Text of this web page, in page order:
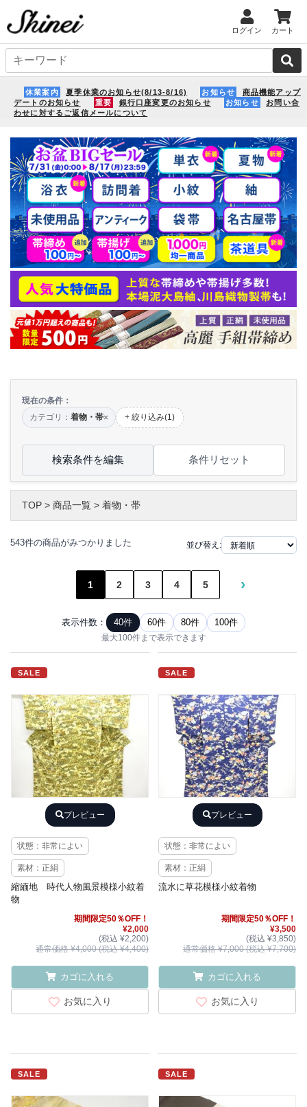
ログイン カート
休業案内 夏季休業のお知らせ(8/13-8/16) お知らせ
商品機能アップ
デートのお知らせ
重要 銀行口座変更のお知らせ お知らせ
お問い合
わせに対するご返信メールについて
現在の条件：
カテゴリ： 着物・帯× + 絞り込み(1)
検索条件を編集 条件リセット
TOP > 商品一覧 > 着物・帯
543件の商品がみつかりました 並び替え:
1 2 3 4 5 ›
表示件数： 40件 60件 80件 100件
最大100件まで表示できます
SALE
プレビュー
状態：非常によい
素材：正絹
縮緬地 時代人物風景模様小紋着
物
期間限定50％OFF！
¥2,000
(税込 ¥2,200)
通常価格 ¥4,000 (税込 ¥4,400)
カゴに入れる
お気に入り
SALE
プレビュー
状態：非常によい
素材：正絹
流水に草花模様小紋着物
期間限定50％OFF！
¥3,500
(税込 ¥3,850)
通常価格 ¥7,000 (税込 ¥7,700)
カゴに入れる
お気に入り
SALE SALE